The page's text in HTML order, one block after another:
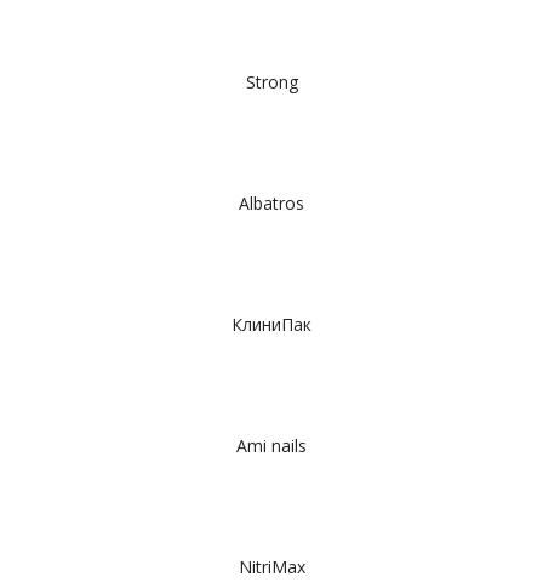
Strong
Albatros
КлиниПак
Ami nails
NitriMax